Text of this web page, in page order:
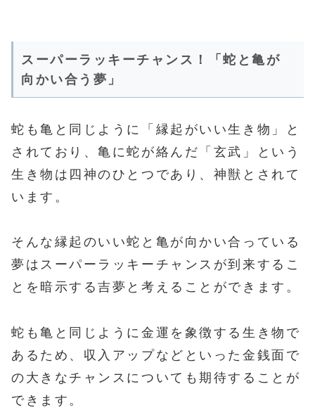
スーパーラッキーチャンス！「蛇と亀が
向かい合う夢」
蛇も亀と同じように「縁起がいい生き物」と
されており、亀に蛇が絡んだ「玄武」という
生き物は四神のひとつであり、神獣とされて
います。
そんな縁起のいい蛇と亀が向かい合っている
夢はスーパーラッキーチャンスが到来するこ
とを暗示する吉夢と考えることができます。
蛇も亀と同じように金運を象徴する生き物で
あるため、収入アップなどといった金銭面で
の大きなチャンスについても期待することが
できます。